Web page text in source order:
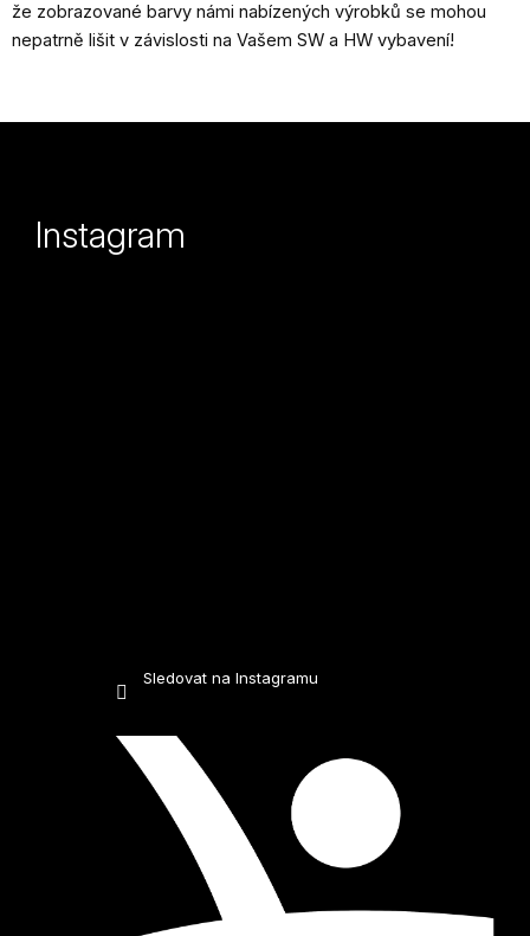
že zobrazované barvy námi nabízených výrobků se mohou
nepatrně lišit v závislosti na Vašem SW a HW vybavení!
Instagram
Sledovat na Instagramu